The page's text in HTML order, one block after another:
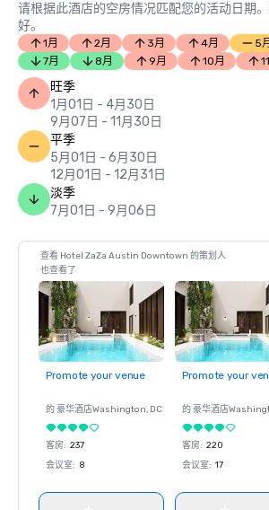
请根据此酒店的空房情况匹配您的活动日期
好。
1月 2月 3月 4月 5月
7月
8月 9月 10月
旺季
1月01日 - 4月30日
9月07日 - 11月30日
平季
5月01日 - 6月30日
12月01日 - 12月31日
淡季
7月01日 - 9月06日
查看 Hotel ZaZa Austin Downtown 的策划人
也查看了
Promote your venue
的 豪华酒店Washington, DC
客房: 237
会议室: 8
Promote your
的 豪华酒店
客房: 220
会议室: 17